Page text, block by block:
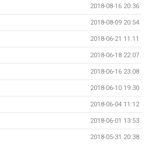
2018-08-16 20:36
2018-08-09 20:54
2018-06-21 11:11
2018-06-18 22:07
2018-06-16 23:08
2018-06-10 19:30
2018-06-04 11:12
2018-06-01 13:53
2018-05-31 20:38